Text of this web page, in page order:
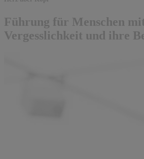
Führung für Menschen
Vergesslichkeit und ihre